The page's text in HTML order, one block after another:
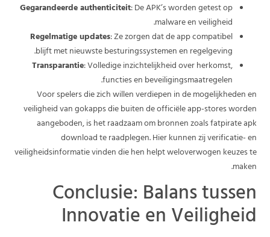
Gegarandeerde authenticiteit: De APK’s worden getest op
malware en veiligheid.
Regelmatige updates: Ze zorgen dat de app compatibel
blijft met nieuwste besturingssystemen en regelgeving.
Transparantie: Volledige inzichtelijkheid over herkomst,
functies en beveiligingsmaatregelen.
Voor spelers die zich willen verdiepen in de mogelijkheden en
veiligheid van gokapps die buiten de officiële app-stores worden
aangeboden, is het raadzaam om bronnen zoals fatpirate apk
download te raadplegen. Hier kunnen zij verificatie- en
veiligheidsinformatie vinden die hen helpt weloverwogen keuzes te
maken.
Conclusie: Balans tussen
Innovatie en Veiligheid